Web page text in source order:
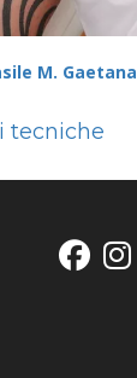
M. Gaetana
tecniche